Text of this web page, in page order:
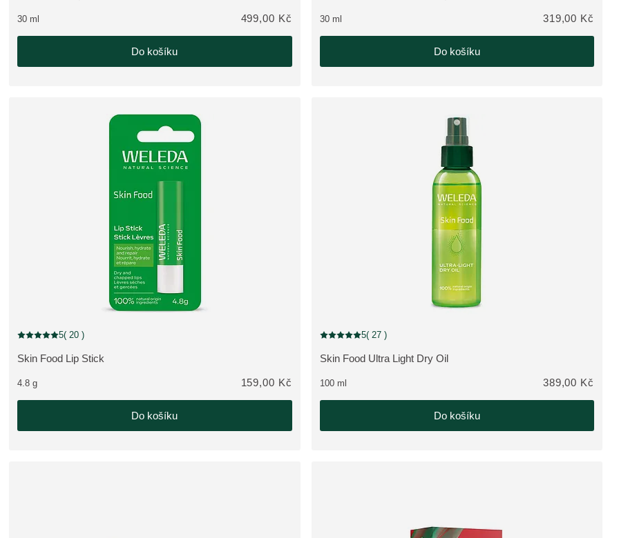
30 ml 499,00 Kč
Do košíku
30 ml 319,00 Kč
Do košíku
ZOBRAZIT PRODUKT:
Skin Food Lip Stick
Aktuální hodnocení: 5 z 5 hvězdiček hodnoceno 20 zákazníky
5( 20 )
4.8 g 159,00 Kč
Do košíku
ZOBRAZIT PRODUKT:
Skin Food Ultra Light Dry Oil
Aktuální hodnocení: 5 z 5 hvězdiček hodnoceno 27 zákazníky
5( 27 )
100 ml 389,00 Kč
Do košíku